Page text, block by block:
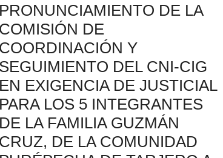
PRONUNCIAMIENTO DE LA
COMISIÓN DE
COORDINACIÓN Y
SEGUIMIENTO DEL CNI-CIG
EN EXIGENCIA DE JUSTICIAL
PARA LOS 5 INTEGRANTES
DE LA FAMILIA GUZMÁN
CRUZ, DE LA COMUNIDAD